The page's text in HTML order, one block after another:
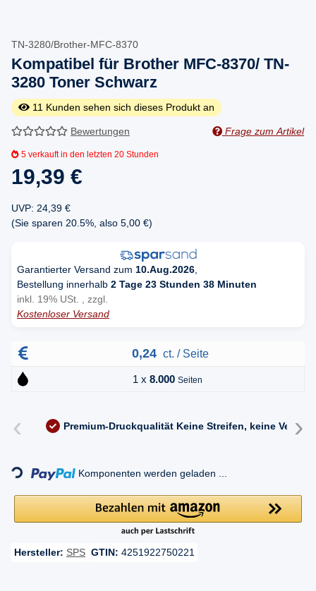
TN-3280/Brother-MFC-8370
Kompatibel für Brother MFC-8370/ TN-
3280 Toner Schwarz
11 Kunden sehen sich dieses Produkt an
Bewertungen Frage zum Artikel
5 verkauft in den letzten 20 Stunden
19,39 €
UVP: 24,39 €
(Sie sparen 20.5% , also 5,00 €)
Garantierter Versand zum 10.Aug.2026
Bestellung innerhalb 2 Tage 23 Stunden 38 Minuten
inkl. 19% USt. , zzgl.
Kostenloser Versand
0,24 ct. / Seite
1 x 8.000 Seiten
‹ Premium-Druckqualität Keine Streifen, keine ›
Loading... Komponenten werden geladen ...
Hersteller: SPS GTIN: 4251922750221